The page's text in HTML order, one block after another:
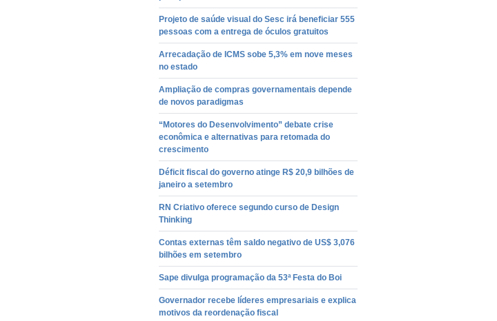
Projeto de saúde visual do Sesc irá beneficiar 555
pessoas com a entrega de óculos gratuitos
Arrecadação de ICMS sobe 5,3% em nove meses
no estado
Ampliação de compras governamentais depende
de novos paradigmas
“Motores do Desenvolvimento” debate crise
econômica e alternativas para retomada do
crescimento
Déficit fiscal do governo atinge R$ 20,9 bilhões de
janeiro a setembro
RN Criativo oferece segundo curso de Design
Thinking
Contas externas têm saldo negativo de US$ 3,076
bilhões em setembro
Sape divulga programação da 53ª Festa do Boi
Governador recebe líderes empresariais e explica
motivos da reordenação fiscal